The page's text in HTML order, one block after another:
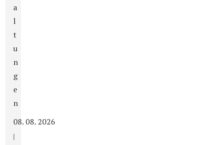
a
l
t
u
n
g
e
n
08. 08. 2026
|